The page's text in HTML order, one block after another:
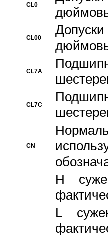
CL0
CL00
CL7A
CL7C
CN
H
L